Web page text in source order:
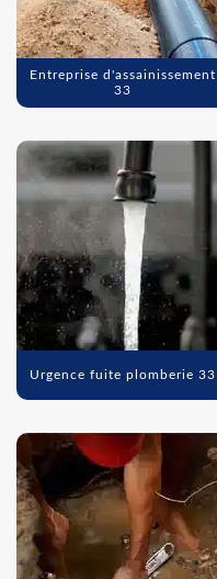
Entreprise d'assainissement
33
Urgence fuite plomberie 33